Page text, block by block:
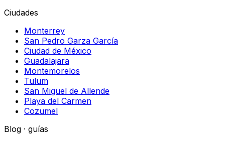
Ciudades
Monterrey
San Pedro Garza García
Ciudad de México
Guadalajara
Montemorelos
Tulum
San Miguel de Allende
Playa del Carmen
Cozumel
Blog · guías